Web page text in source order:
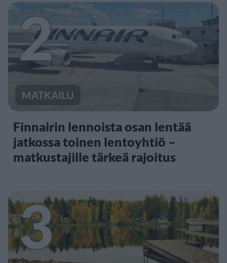
2
MATKAILU
Finnairin lennoista osan lentää
jatkossa toinen lentoyhtiö –
matkustajille tärkeä rajoitus
3